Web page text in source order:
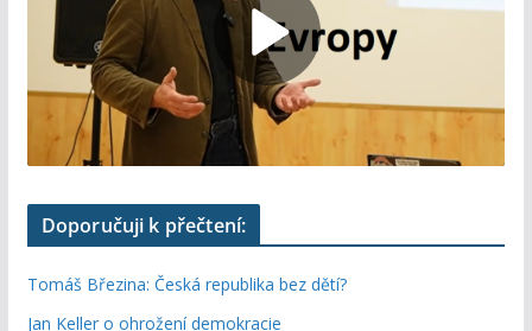
Doporučuji k přečtení:
Tomáš Březina: Česká republika bez dětí?
Jan Keller o ohrožení demokracie